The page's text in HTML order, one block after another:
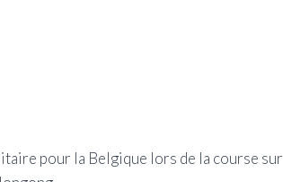
pour la Belgique lors de la course sur